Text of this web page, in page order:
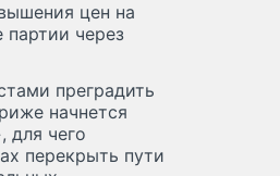
цен на
через
преградить
начнется
для чего
перекрыть пути